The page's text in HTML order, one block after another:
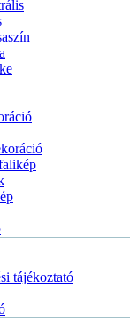
tájékoztató